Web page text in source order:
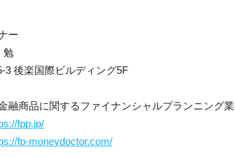
ー
勉
3 後楽国際ビルディング5F
融商品に関するファイナンシャルプランニング
fpp.jp/
fp-moneydoctor.com/